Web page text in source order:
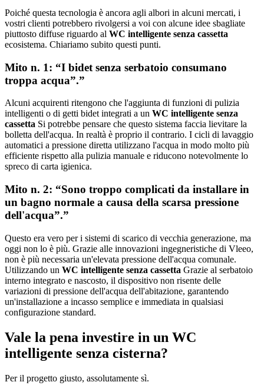
Poiché questa tecnologia è ancora agli albori in alcuni mercati, i
vostri clienti potrebbero rivolgersi a voi con alcune idee sbagliate
piuttosto diffuse riguardo al WC intelligente senza cassetta
ecosistema. Chiariamo subito questi punti.
Mito n. 1: “I bidet senza serbatoio consumano
troppa acqua”.”
Alcuni acquirenti ritengono che l'aggiunta di funzioni di pulizia
intelligenti o di getti bidet integrati a un WC intelligente senza
cassetta Si potrebbe pensare che questo sistema faccia lievitare la
bolletta dell'acqua. In realtà è proprio il contrario. I cicli di lavaggio
automatici a pressione diretta utilizzano l'acqua in modo molto più
efficiente rispetto alla pulizia manuale e riducono notevolmente lo
spreco di carta igienica.
Mito n. 2: “Sono troppo complicati da installare in
un bagno normale a causa della scarsa pressione
dell'acqua”.”
Questo era vero per i sistemi di scarico di vecchia generazione, ma
oggi non lo è più. Grazie alle innovazioni ingegneristiche di Vleeo,
non è più necessaria un'elevata pressione dell'acqua comunale.
Utilizzando un WC intelligente senza cassetta Grazie al serbatoio
interno integrato e nascosto, il dispositivo non risente delle
variazioni di pressione dell'acqua dell'abitazione, garantendo
un'installazione a incasso semplice e immediata in qualsiasi
configurazione standard.
Vale la pena investire in un WC
intelligente senza cisterna?
Per il progetto giusto, assolutamente sì.